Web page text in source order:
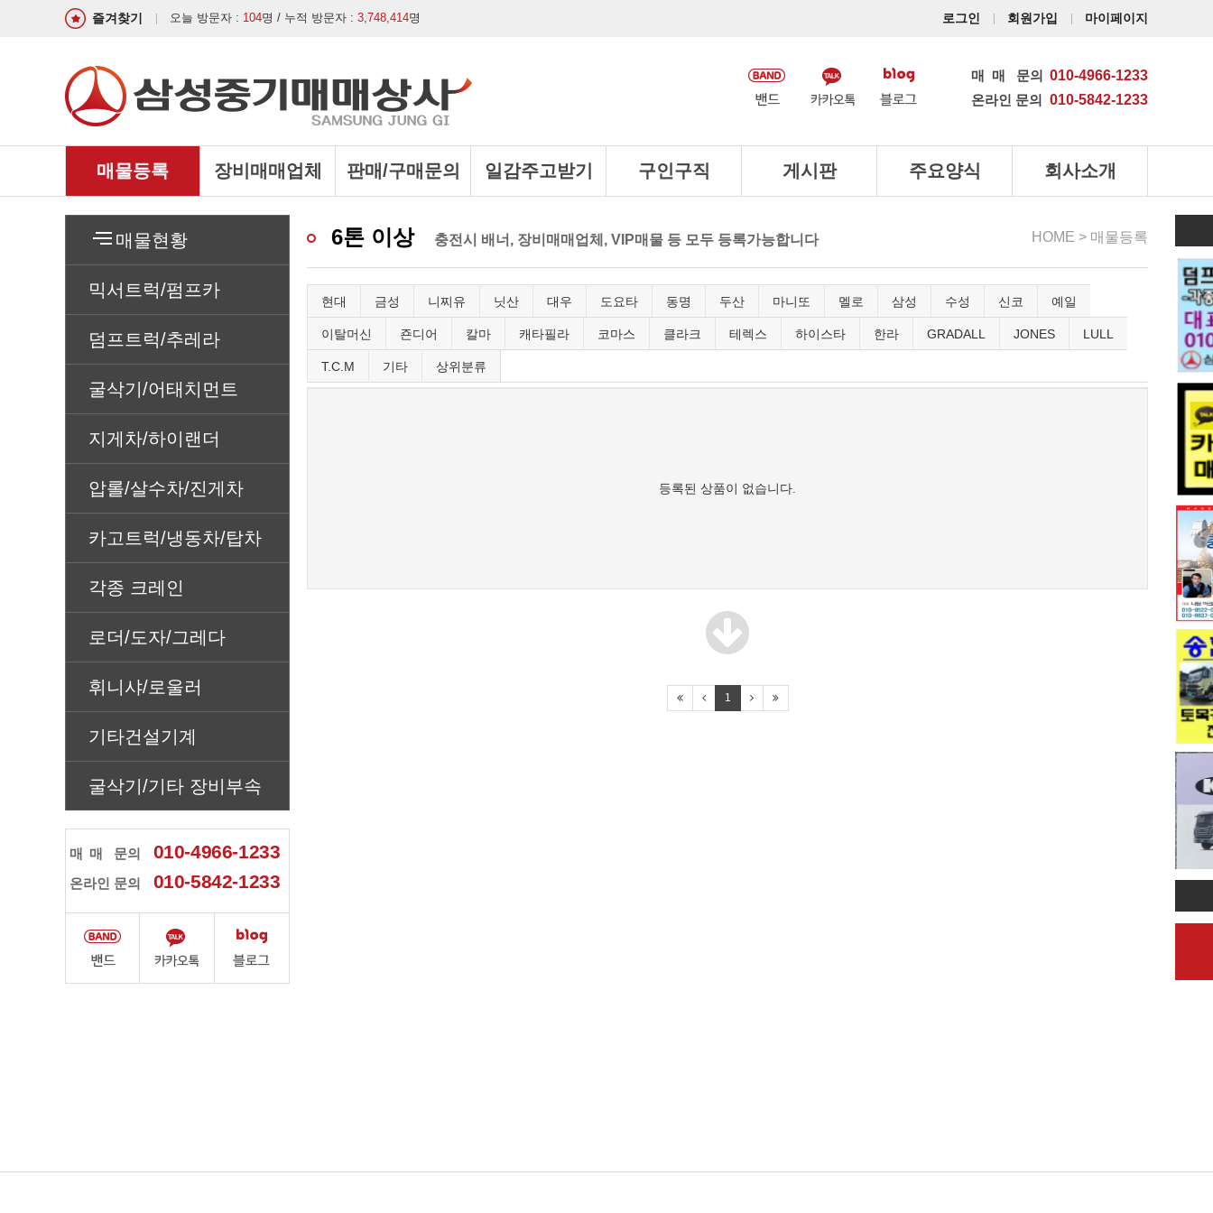
즐겨찾기 오늘 방문자 : 104명 / 누적 방문자 : 3,748,414명 로그인 회원가입 마이페이지
매매 문의 010-4966-1233
온라인 문의 010-5842-1233
매물등록 장비매매업체 판매/구매문의 일감주고받기 구인구직 게시판 주요양식 회사소개
매물현황
믹서트럭/펌프카
덤프트럭/추레라
굴삭기/어태치먼트
지게차/하이랜더
압롤/살수차/진게차
카고트럭/냉동차/탑차
각종 크레인
로더/도자/그레다
휘니샤/로울러
기타건설기계
굴삭기/기타 장비부속
매매 문의 010-4966-1233
온라인 문의 010-5842-1233
HOME > 매물등록
6톤 이상 충전시 배너, 장비매매업체, VIP매물 등 모두 등록가능합니다
현대 금성 니찌유 닛산 대우 도요타 동명 두산 마니또 멜로 삼성 수성 신코 예일
이탈머신 죤디어 칼마 캐타필라 코마스 클라크 테렉스 하이스타 한라 GRADALL JONES LULL
T.C.M 기타 상위분류
등록된 상품이 없습니다.
1